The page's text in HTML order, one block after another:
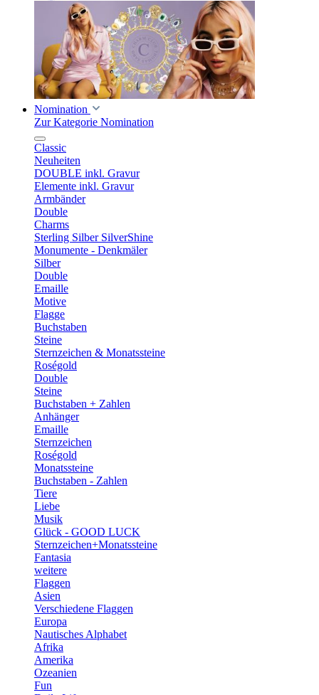
Nomination
Zur Kategorie Nomination
Classic
Neuheiten
DOUBLE inkl. Gravur
Elemente inkl. Gravur
Armbänder
Double
Charms
Sterling Silber SilverShine
Monumente - Denkmäler
Silber
Double
Emaille
Motive
Flagge
Buchstaben
Steine
Sternzeichen & Monatssteine
Roségold
Double
Steine
Buchstaben + Zahlen
Anhänger
Emaille
Sternzeichen
Roségold
Monatssteine
Buchstaben - Zahlen
Tiere
Liebe
Musik
Glück - GOOD LUCK
Sternzeichen+Monatssteine
Fantasia
weitere
Flaggen
Asien
Verschiedene Flaggen
Europa
Nautisches Alphabet
Afrika
Amerika
Ozeanien
Fun